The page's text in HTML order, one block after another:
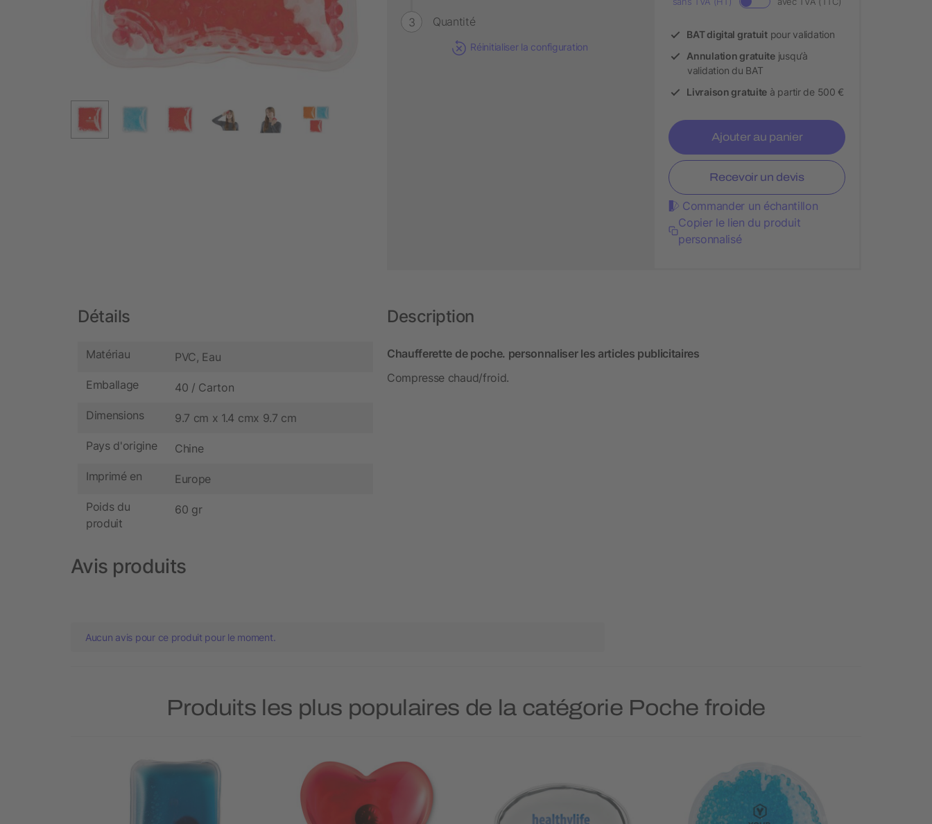
Quantité
Réinitialiser la configuration
BAT digital gratuitpour validation
Annulation gratuitejusqu’à
validation du BAT
Livraison gratuite à partir de 500 €
Ajouter au panier
Recevoir un devis
Commander un échantillon
Copier le lien du produit
personnalisé
Détails
Matériau PVC, Eau
Emballage 40 / Carton
Dimensions 9.7 cm x 1.4 cmx 9.7 cm
Pays d'origine Chine
Imprimé en Europe
Poids du
produit
60 gr
Description
Chaufferette de poche. personnaliser les articles publicitaires
Compresse chaud/froid.
Avis produits
Aucun avis pour ce produit pour le moment.
Produits les plus populaires de la catégorie Poche froide